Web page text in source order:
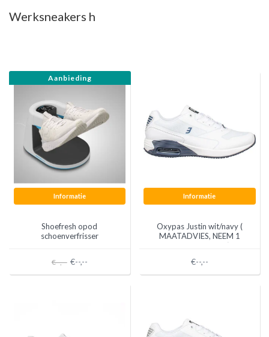
Werksneakers h
Aanbieding
Informatie
Shoefresh opod
schoenverfrisser
€--,-- €--,--
Informatie
Oxypas Justin wit/navy (
MAATADVIES, NEEM 1
MAAT GROTER!)
€--,--